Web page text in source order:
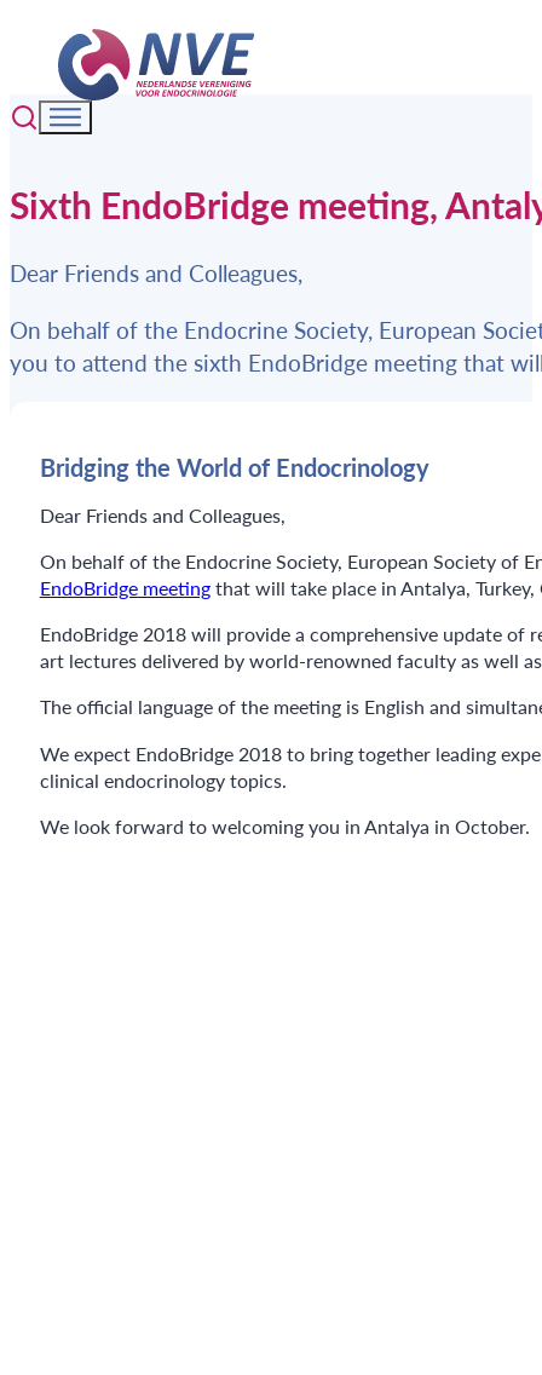
Sixth EndoBridge meeting,
Dear Friends and Colleagues,
On behalf of the Endocrine Society, European
you to attend the sixth EndoBridge meeting that
Bridging the World of Endocrinology
Dear Friends and Colleagues,
On behalf of the Endocrine Society, European Society of
EndoBridge meetingthat will take place in Antalya,
EndoBridge 2018 will provide a comprehensive update
art lectures delivered by world-renowned faculty as well
The official language of the meeting is English and
We expect EndoBridge 2018 to bring together leading
clinical endocrinology topics.
We look forward to welcoming you in Antalya in October.